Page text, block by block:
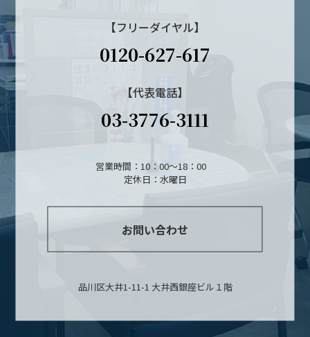
【フリーダイヤル】
0120-627-617
【代表電話】
03-3776-3111
営業時間：10：00～18：00
定休日：水曜日
お問い合わせ
品川区大井1-11-1 大井西銀座ビル１階